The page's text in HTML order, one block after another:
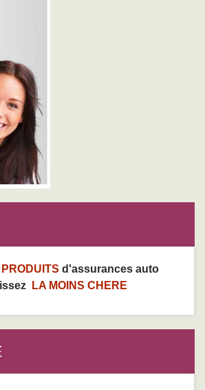
d'assurances auto
LA MOINS CHERE